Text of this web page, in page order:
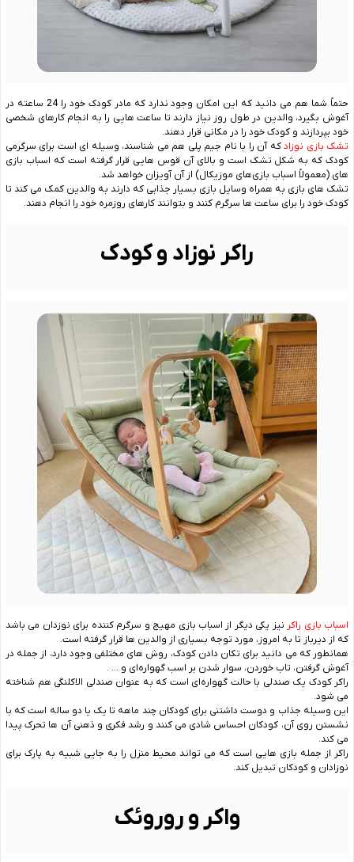
حتماً شما هم می ‌دانید که این امکان وجود ندارد که مادر کودک خود را 24 ساعته در
آغوش بگیرد، والدین در طول روز نیاز دارند تا ساعت ‌هایی را به انجام کارهای شخصی
خود بپردازند و کودک خود را در مکانی قرار دهند.
تشک بازی نوزادکه آن را با نام جیم پلی هم می ‌شناسند، وسیله ‌ای است برای سرگرمی
کودک که به شکل تشک است و بالای آن قوس ‌هایی قرار گرفته است که اسباب ‌بازی
‌های (معمولاً اسباب بازی‌های موزیکال) از آن آویزان خواهد شد.
تشک ‌های بازی به همراه وسایل بازی بسیار جذابی که دارند به والدین کمک می ‌کند تا
کودک خود را برای ساعت‌ ها سرگرم کنند و بتوانند کارهای روزمره خود را انجام دهند.
راکر نوزاد و کودک
اسباب بازی راکر نیز یکی دیگر از اسباب بازی مهیج و سرگرم کننده برای نوزدان می باشد
که از دیرباز تا به امروز، مورد توجه بسیاری از والدین ها قرار گرفته است.
همانطور که می دانید برای تکان دادن کودک، روش ‌های مختلفی وجود دارد، از جمله در
آغوش گرفتن، تاب خوردن، سوار شدن بر اسب گهواره‌ای و … .
راکر کودک یک صندلی با حالت گهواره‌ای است که به عنوان صندلی الاکلنگی هم شناخته
می ‌شود.
این وسیله جذاب و دوست ‌داشتنی برای کودکان چند ماهه تا یک یا دو ساله است که با
نشستن روی آن، کودکان احساس شادی می ‌کنند و رشد فکری و ذهنی آن‌ ها تحرک پیدا
می کند.
راکر از جمله بازی ‌هایی است که می‌ تواند محیط منزل را به جایی شبیه به پارک برای
نوزادان و کودکان تبدیل کند.
واکر و روروئک